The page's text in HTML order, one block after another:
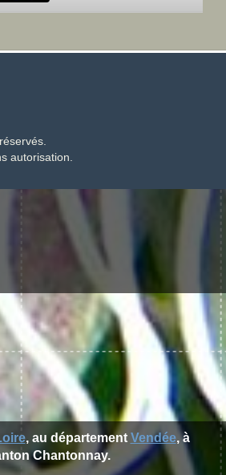
autorisation.
, au département Vendée, à
Chantonnay.